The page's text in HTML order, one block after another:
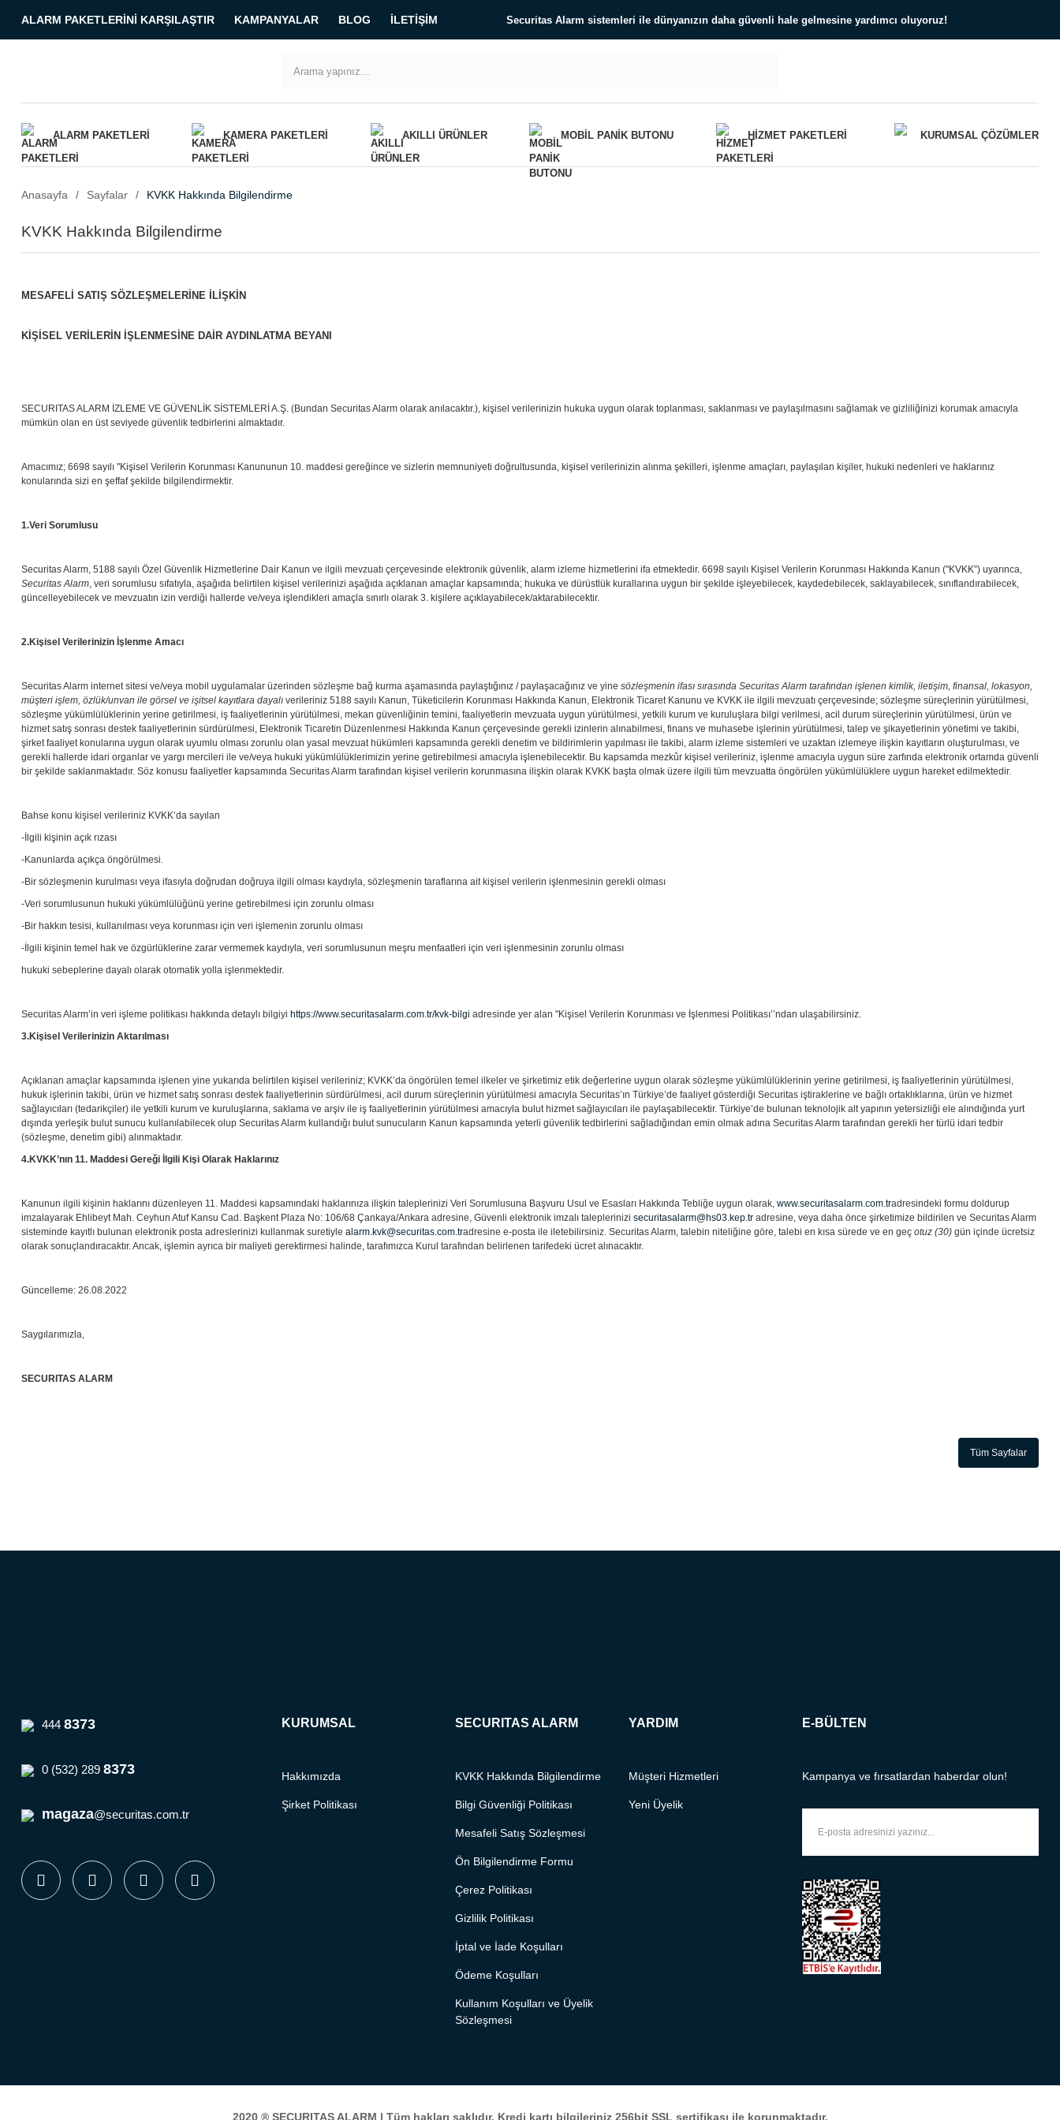
ALARM PAKETLERINI KARŞILAŞTIR KAMPANYALAR BLOG İLETIŞIM Securitas Alarm sistemleri ile dünyanızın daha güvenli hale gelmesine yardımcı oluyoruz!
ALARM PAKETLERI KAMERA PAKETLERI AKILLI ÜRÜNLER MOBIL PANIK BUTONU HIZMET PAKETLERI KURUMSAL ÇÖZÜMLER
Anasayfa Sayfalar KVKK Hakkında Bilgilendirme
KVKK Hakkında Bilgilendirme
MESAFELİ SATIŞ SÖZLEŞMELERİNE İLİŞKİN
KİŞİSEL VERİLERİN İŞLENMESİNE DAİR AYDINLATMA BEYANI
SECURITAS ALARM İZLEME VE GÜVENLİK SİSTEMLERİ A.Ş. (Bundan Securitas Alarm olarak anılacaktır.), kişisel verilerinizin hukuka uygun olarak toplanması, saklanması ve paylaşılmasını sağlamak ve gizliliğinizi korumak amacıyla
mümkün olan en üst seviyede güvenlik tedbirlerini almaktadır.
Amacımız; 6698 sayılı "Kişisel Verilerin Korunması Kanununun 10. maddesi gereğince ve sizlerin memnuniyeti doğrultusunda, kişisel verilerinizin alınma şekilleri, işlenme amaçları, paylaşılan kişiler, hukuki nedenleri ve haklarınız
konularında sizi en şeffaf şekilde bilgilendirmektir.
1.Veri Sorumlusu
Securitas Alarm, 5188 sayılı Özel Güvenlik Hizmetlerine Dair Kanun ve ilgili mevzuatı çerçevesinde elektronik güvenlik, alarm izleme hizmetlerini ifa etmektedir. 6698 sayılı Kişisel Verilerin Korunması Hakkında Kanun ("KVKK”) uyarınca,
Securitas Alarm, veri sorumlusu sıfatıyla, aşağıda belirtilen kişisel verilerinizi aşağıda açıklanan amaçlar kapsamında; hukuka ve dürüstlük kurallarına uygun bir şekilde işleyebilecek, kaydedebilecek, saklayabilecek, sınıflandırabilecek,
güncelleyebilecek ve mevzuatın izin verdiği hallerde ve/veya işlendikleri amaçla sınırlı olarak 3. kişilere açıklayabilecek/aktarabilecektir.
2.Kişisel Verilerinizin İşlenme Amacı
Securitas Alarm internet sitesi ve/veya mobil uygulamalar üzerinden sözleşme bağ kurma aşamasında paylaştığınız / paylaşacağınız ve yine sözleşmenin ifası sırasında Securitas Alarm tarafından işlenen kimlik, iletişim, finansal, lokasyon,
müşteri işlem, özlük/unvan ile görsel ve işitsel kayıtlara dayalı verileriniz 5188 sayılı Kanun, Tüketicilerin Korunması Hakkında Kanun, Elektronik Ticaret Kanunu ve KVKK ile ilgili mevzuatı çerçevesinde; sözleşme süreçlerinin yürütülmesi,
sözleşme yükümlülüklerinin yerine getirilmesi, iş faaliyetlerinin yürütülmesi, mekan güvenliğinin temini, faaliyetlerin mevzuata uygun yürütülmesi, yetkili kurum ve kuruluşlara bilgi verilmesi, acil durum süreçlerinin yürütülmesi, ürün ve
hizmet satış sonrası destek faaliyetlerinin sürdürülmesi, Elektronik Ticaretin Düzenlenmesi Hakkında Kanun çerçevesinde gerekli izinlerin alınabilmesi, finans ve muhasebe işlerinin yürütülmesi, talep ve şikayetlerinin yönetimi ve takibi,
şirket faaliyet konularına uygun olarak uyumlu olması zorunlu olan yasal mevzuat hükümleri kapsamında gerekli denetim ve bildirimlerin yapılması ile takibi, alarm izleme sistemleri ve uzaktan izlemeye ilişkin kayıtların oluşturulması, ve
gerekli hallerde idari organlar ve yargı mercileri ile ve/veya hukuki yükümlülüklerimizin yerine getirebilmesi amacıyla işlenebilecektir. Bu kapsamda mezkûr kişisel verileriniz, işlenme amacıyla uygun süre zarfında elektronik ortamda güvenli
bir şekilde saklanmaktadır. Söz konusu faaliyetler kapsamında Securitas Alarm tarafından kişisel verilerin korunmasına ilişkin olarak KVKK başta olmak üzere ilgili tüm mevzuatta öngörülen yükümlülüklere uygun hareket edilmektedir.
Bahse konu kişisel verileriniz KVKK’da sayılan
-İlgili kişinin açık rızası
-Kanunlarda açıkça öngörülmesi.
-Bir sözleşmenin kurulması veya ifasıyla doğrudan doğruya ilgili olması kaydıyla, sözleşmenin taraflarına ait kişisel verilerin işlenmesinin gerekli olması
-Veri sorumlusunun hukuki yükümlülüğünü yerine getirebilmesi için zorunlu olması
-Bir hakkın tesisi, kullanılması veya korunması için veri işlemenin zorunlu olması
-İlgili kişinin temel hak ve özgürlüklerine zarar vermemek kaydıyla, veri sorumlusunun meşru menfaatleri için veri işlenmesinin zorunlu olması
hukuki sebeplerine dayalı olarak otomatik yolla işlenmektedir.
Securitas Alarm’in veri işleme politikası hakkında detaylı bilgiyi https://www.securitasalarm.com.tr/kvk-bilgi adresinde yer alan "Kişisel Verilerin Korunması ve İşlenmesi Politikası’’ndan ulaşabilirsiniz.
3.Kişisel Verilerinizin Aktarılması
Açıklanan amaçlar kapsamında işlenen yine yukarıda belirtilen kişisel verileriniz; KVKK’da öngörülen temel ilkeler ve şirketimiz etik değerlerine uygun olarak sözleşme yükümlülüklerinin yerine getirilmesi, iş faaliyetlerinin yürütülmesi,
hukuk işlerinin takibi, ürün ve hizmet satış sonrası destek faaliyetlerinin sürdürülmesi, acil durum süreçlerinin yürütülmesi amacıyla Securitas’ın Türkiye’de faaliyet gösterdiği Securitas iştiraklerine ve bağlı ortaklıklarına, ürün ve hizmet
sağlayıcıları (tedarikçiler) ile yetkili kurum ve kuruluşlarına, saklama ve arşiv ile iş faaliyetlerinin yürütülmesi amacıyla bulut hizmet sağlayıcıları ile paylaşabilecektir. Türkiye’de bulunan teknolojik alt yapının yetersizliği ele alındığında yurt
dışında yerleşik bulut sunucu kullanılabilecek olup Securitas Alarm kullandığı bulut sunucuların Kanun kapsamında yeterli güvenlik tedbirlerini sağladığından emin olmak adına Securitas Alarm tarafından gerekli her türlü idari tedbir
(sözleşme, denetim gibi) alınmaktadır.
4.KVKK’nın 11. Maddesi Gereği İlgili Kişi Olarak Haklarınız
Kanunun ilgili kişinin haklarını düzenleyen 11. Maddesi kapsamındaki haklarınıza ilişkin taleplerinizi Veri Sorumlusuna Başvuru Usul ve Esasları Hakkında Tebliğe uygun olarak, www.securitasalarm.com.tradresindeki formu doldurup
imzalayarak Ehlibeyt Mah. Ceyhun Atuf Kansu Cad. Başkent Plaza No: 106/68 Çankaya/Ankara adresine, Güvenli elektronik imzalı taleplerinizi securitasalarm@hs03.kep.tr adresine, veya daha önce şirketimize bildirilen ve Securitas Alarm
sisteminde kayıtlı bulunan elektronik posta adreslerinizi kullanmak suretiyle alarm.kvk@securitas.com.tradresine e-posta ile iletebilirsiniz. Securitas Alarm, talebin niteliğine göre, talebi en kısa sürede ve en geç otuz (30) gün içinde ücretsiz
olarak sonuçlandıracaktır. Ancak, işlemin ayrıca bir maliyeti gerektirmesi halinde, tarafımızca Kurul tarafından belirlenen tarifedeki ücret alınacaktır.
Güncelleme: 26.08.2022
Saygılarımızla,
SECURITAS ALARM
Tüm Sayfalar
444 8373
0 (532) 289 8373
magaza@securitas.com.tr
KURUMSAL
Hakkımızda
Şirket Politikası
SECURITAS ALARM
KVKK Hakkında Bilgilendirme
Bilgi Güvenliği Politikası
Mesafeli Satış Sözleşmesi
Ön Bilgilendirme Formu
Çerez Politikası
Gizlilik Politikası
İptal ve İade Koşulları
Ödeme Koşulları
Kullanım Koşulları ve Üyelik
Sözleşmesi
YARDIM
Müşteri Hizmetleri
Yeni Üyelik
E-BÜLTEN
Kampanya ve fırsatlardan haberdar olun!
2020 ® SECURITAS ALARM | Tüm hakları saklıdır. Kredi kartı bilgileriniz 256bit SSL sertifikası ile korunmaktadır.